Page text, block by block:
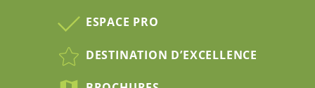
ESPACE PRO
DESTINATION D’EXCELLENCE